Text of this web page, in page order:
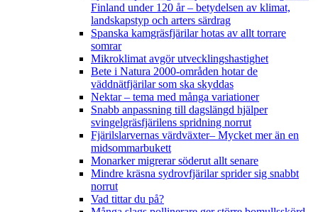
Finland under 120 år– betydelsen av klimat,
landskapstyp och arters särdrag
Spanska kamgräsfjärilar hotas av allt torrare
somrar
Mikroklimat avgör utvecklingshastighet
Bete i Natura 2000-områden hotar de
väddnätfjärilar som ska skyddas
Nektar – tema med många variationer
Snabb anpassning till dagslängd hjälper
svingelgräsfjärilens spridning norrut
Fjärilslarvernas värdväxter– Mycket mer än en
midsommarbukett
Monarker migrerar söderut allt senare
Mindre kräsna sydrovfjärilar sprider sig snabbt
norrut
Vad tittar du på?